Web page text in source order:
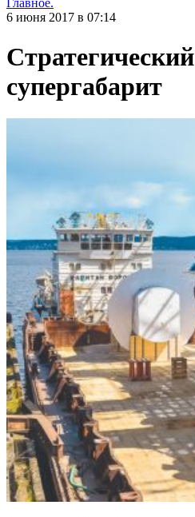
Главное.
6 июня 2017 в 07:14
Стратегический
супергабарит